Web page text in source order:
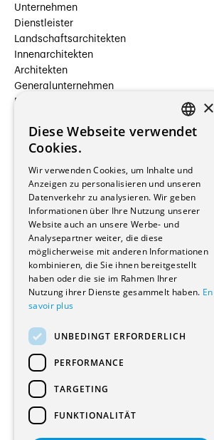
Unternehmen
Dienstleister
Landschaftsarchitekten
Innenarchitekten
Architekten
Generalunternehmen
Beauftragte Unternehmen
Hersteller/Lieferanten
Bauherrschaften
Immobilienverwaltungsgesellschaften
Stockwerkeigentum
Reportagen
Wohnungen
Renovierungen
Innere Umbauten
Gastgewerbe und Tourismus
Verwaltungsgebäude und Geschäfte
Schuleinrichtungen
Medizinische Einrichtungen
Kultur - Sport - Freizeit
Industrie - Handwerk
Transport und Parkplätze
Diverse Bauten
FRENCH
×
Diese Webseite verwendet
Cookies.
Wir verwenden Cookies, um Inhalte und
Anzeigen zu personalisieren und unseren
Datenverkehr zu analysieren. Wir geben
Informationen über Ihre Nutzung unserer
Website auch an unsere Werbe- und
Analysepartner weiter, die diese
möglicherweise mit anderen Informationen
kombinieren, die Sie ihnen bereitgestellt
haben oder die sie im Rahmen Ihrer
Nutzung ihrer Dienste gesammelt haben. En
savoir plus
UNBEDINGT ERFORDERLICH
PERFORMANCE
TARGETING
FUNKTIONALITÄT